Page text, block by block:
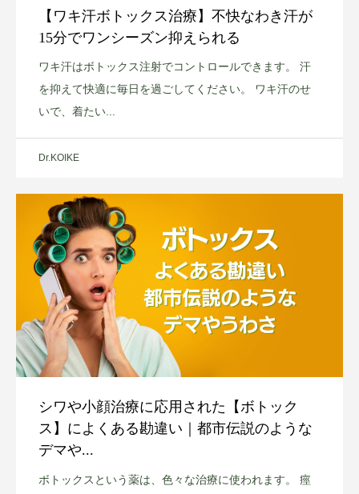
【ワキ汗ボトックス治療】不快なわき汗が
15分でワンシーズン抑えられる
ワキ汗はボトックス注射でコントロールできます。 汗
を抑えて快適に毎日を過ごしてください。 ワキ汗のせ
いで、着たい...
Dr.KOIKE
シワや小顔治療に応用された【ボトック
ス】によくある勘違い｜都市伝説のような
デマや...
ボトックスという薬は、色々な治療に使われます。 痙